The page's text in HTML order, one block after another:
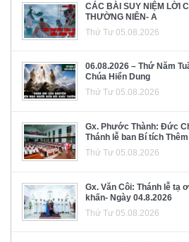
CÁC BÀI SUY NIỆM LỜI
THƯỜNG NIÊN- A
Thứ Tư 05.08.2026
06.08.2026 – Thứ Năm
Chúa Hiển Dung
Thứ Tư 05.08.2026
Gx. Phước Thành: Đức
Thánh lễ ban Bí tích
Thứ Tư 05.08.2026
Gx. Văn Côi: Thánh lễ tạ
khấn- Ngày 04.8.2026
Thứ Tư 05.08.2026